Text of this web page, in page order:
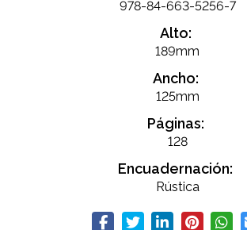
978-84-663-5256-7
Alto:
189mm
Ancho:
125mm
Páginas:
128
Encuadernación:
Rústica